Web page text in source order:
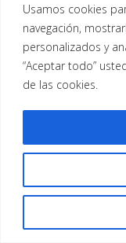
Usamos cookies
navegación,
personalizados y
“Aceptar todo”
de las cookies.
clínica podológica
Todos los